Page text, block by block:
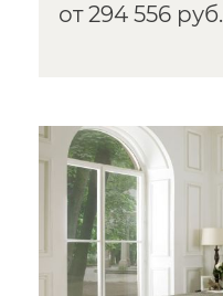
от 294 556 руб.